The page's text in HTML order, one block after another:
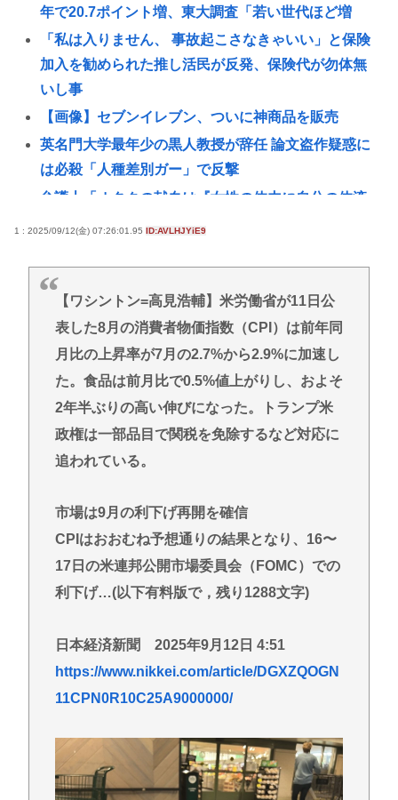
年で20.7ポイント増、東大調査「若い世代ほど増
「私は入りません、 事故起こさなきゃいい」と保険
加入を勧められた推し活民が反発、保険代が勿体無
いし事
【画像】セブンイレブン、ついに神商品を販売
英名門大学最年少の黒人教授が辞任 論文盗作疑惑に
は必殺「人種差別ガー」で反撃
弁護士「オタクの献血は『女性の体内に自分の体液
堀大輔さん、寝る間も惜しんでレスバ祭りwww
【悲報】韓国サッカー協会に性接待疑惑、「Jリーグ
の審判を統括する人物」も含まれると報道
「救える命だった」ウィシュマさん死亡めぐる国賠
訴訟が結審、遺族側は「入管の責任」改めて訴え
(ヽ´ん`) 嫌儲民「ケンモメン」の定義 👈 何て答え
る？
【悲報】佐藤二朗さん主演の「踊る」スピンオフ作
「14歳の少年に挿入を…」性器に火をつけ脅迫、少
女達はモップで…657人が死亡した韓国“最悪の人権
侵害”のおぞましすぎる実態
【悲報】全盛期のエマ・ワトソン可愛すぎワロッタ
1.7kmの間何度も何度も 煽り追突
Powered by livedoor 相互RSS
1 : 2025/09/12(金) 07:26:01.95 ID:AVLHJYiE9
【ワシントン=高見浩輔】米労働省が11日公
表した8月の消費者物価指数（CPI）は前年同
月比の上昇率が7月の2.7%から2.9%に加速し
た。食品は前月比で0.5%値上がりし、およそ
2年半ぶりの高い伸びになった。トランプ米
政権は一部品目で関税を免除するなど対応に
追われている。
市場は9月の利下げ再開を確信
CPIはおおむね予想通りの結果となり、16〜
17日の米連邦公開市場委員会（FOMC）での
利下げ…(以下有料版で，残り1288文字)
日本経済新聞 2025年9月12日 4:51
https://www.nikkei.com/article/DGXZQOGN
11CPN0R10C25A9000000/